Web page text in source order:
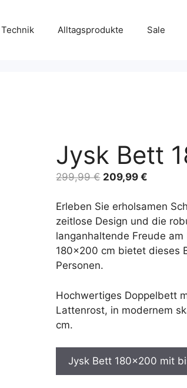
Technik Alltagsprodukte Sale
Jysk Bett
299,99€ Ursprünglicher
war:
299,99 €
209,99€
ist:
209,99
Erleben Sie erholsamen
zeitlose Design und die
langanhaltende Freude
180×200 cm bietet dieses
Personen.
Hochwertiges Doppelbett
Lattenrost, in modernem
cm.
Jysk Bett 180x200 mit